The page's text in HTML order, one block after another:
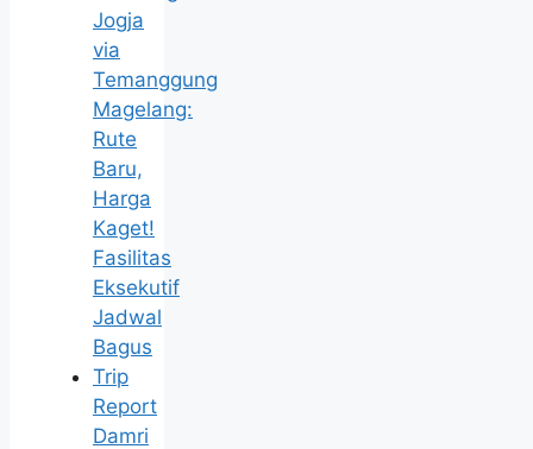
Jogja
via
Temanggung
Magelang:
Rute
Baru,
Harga
Kaget!
Fasilitas
Eksekutif
Jadwal
Bagus
Trip
Report
Damri